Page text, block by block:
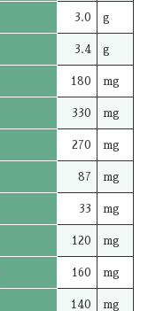
3.0 g
3.4 g
180 mg
330 mg
270 mg
87 mg
33 mg
120 mg
160 mg
140 mg